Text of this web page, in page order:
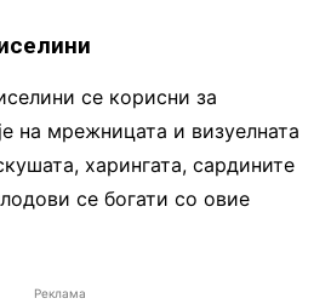
се корисни за
на мрежницата и визуелната
харингата, сардините
се богати со овие
Реклама